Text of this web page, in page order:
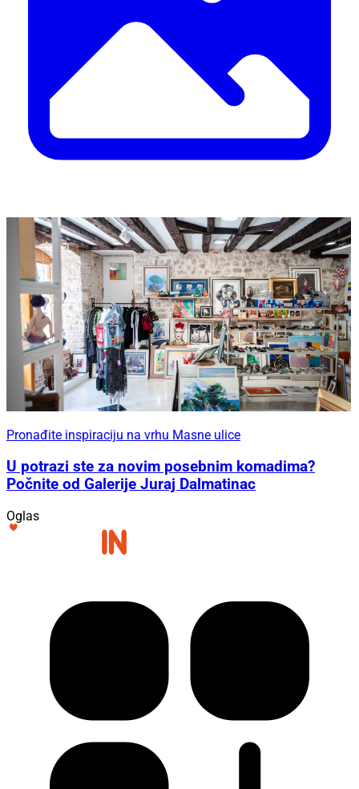
Pronađite inspiraciju na vrhu Masne ulice
U potrazi ste za novim posebnim komadima?
Počnite od Galerije Juraj Dalmatinac
Oglas